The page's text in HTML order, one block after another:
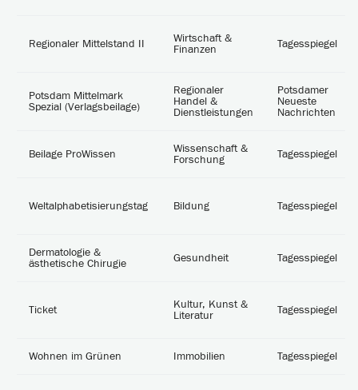
Regionaler Mittelstand II
Wirtschaft &
Finanzen
Tagesspiegel
Potsdam Mittelmark
Spezial (Verlagsbeilage)
Regionaler
Handel &
Dienstleistungen
Potsdamer
Neueste
Nachrichten
Beilage ProWissen
Wissenschaft &
Forschung
Tagesspiegel
Weltalphabetisierungstag Bildung Tagesspiegel
Dermatologie &
ästhetische Chirugie
Gesundheit Tagesspiegel
Ticket
Kultur, Kunst &
Literatur
Tagesspiegel
Wohnen im Grünen Immobilien Tagesspiegel